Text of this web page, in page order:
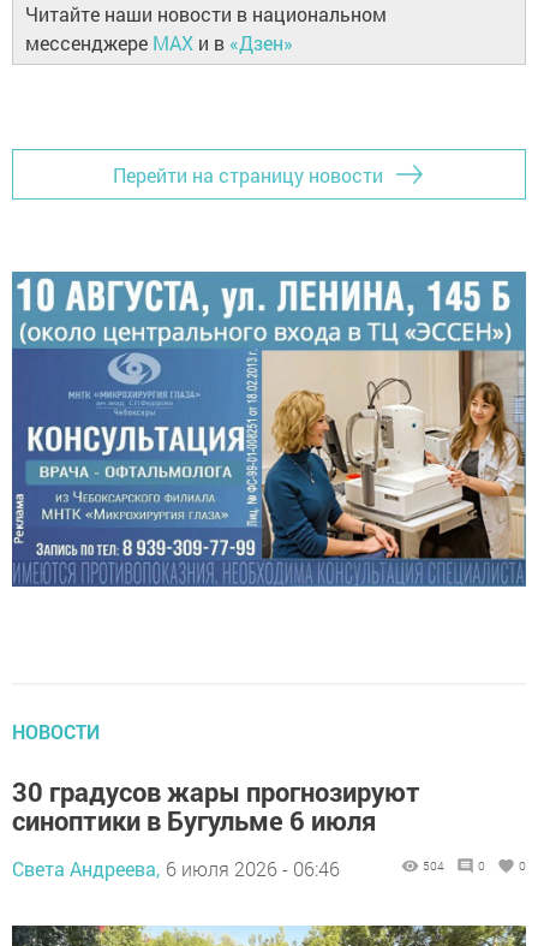
Читайте наши новости в национальном
мессенджере MAX и в «Дзен»
Перейти на страницу новости
НОВОСТИ
30 градусов жары прогнозируют
синоптики в Бугульме 6 июля
Света Андреева, 6 июля 2026 - 06:46 504 0 0